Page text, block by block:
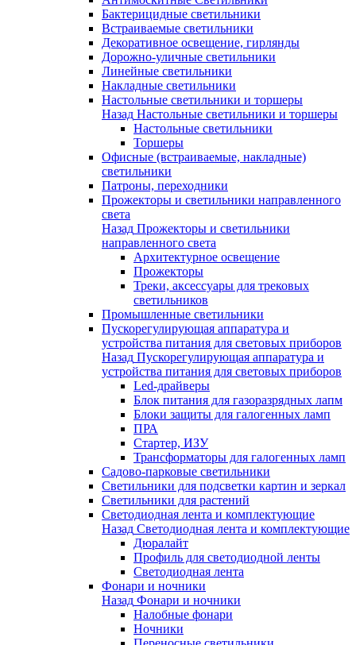
Бактерицидные светильники
Встраиваемые светильники
Декоративное освещение, гирлянды
Дорожно-уличные светильники
Линейные светильники
Накладные светильники
Настольные светильники и торшеры
Назад Настольные светильники и торшеры
Настольные светильники
Торшеры
Офисные (встраиваемые, накладные)
светильники
Патроны, переходники
Прожекторы и светильники направленного
света
Назад Прожекторы и светильники
направленного света
Архитектурное освещение
Прожекторы
Треки, аксессуары для трековых
светильников
Промышленные светильники
Пускорегулирующая аппаратура и
устройства питания для световых приборов
Назад Пускорегулирующая аппаратура и
устройства питания для световых приборов
Led-драйверы
Блок питания для газоразрядных лапм
Блоки защиты для галогенных ламп
ПРА
Стартер, ИЗУ
Трансформаторы для галогенных ламп
Садово-парковые светильники
Светильники для подсветки картин и зеркал
Светильники для растений
Светодиодная лента и комплектующие
Назад Светодиодная лента и комплектующие
Дюралайт
Профиль для светодиодной ленты
Светодиодная лента
Фонари и ночники
Назад Фонари и ночники
Налобные фонари
Ночники